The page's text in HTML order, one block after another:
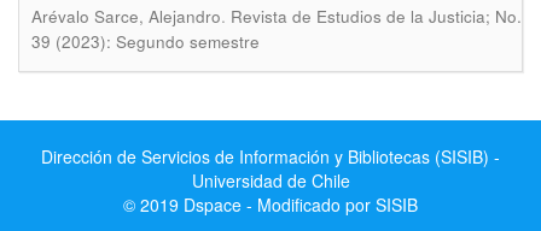
Arévalo Sarce, Alejandro. Revista de Estudios de la Justicia; No.
39 (2023): Segundo semestre
Dirección de Servicios de Información y Bibliotecas (SISIB) -
Universidad de Chile
© 2019 Dspace - Modificado por SISIB